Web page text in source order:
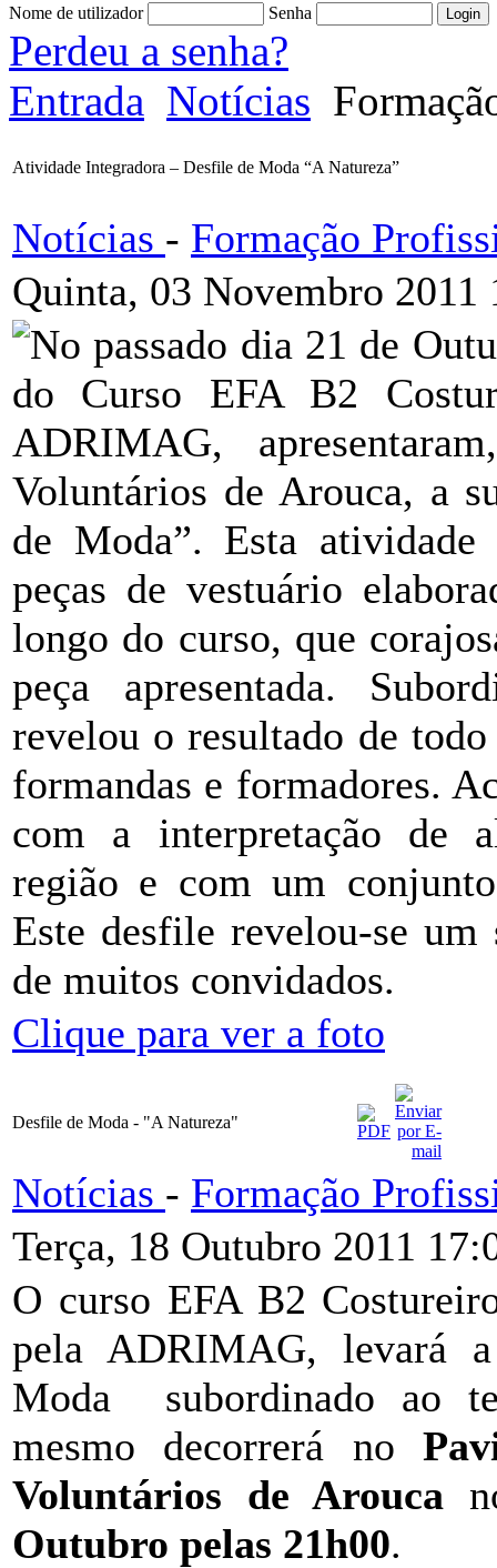
Nome de utilizador Senha
Perdeu a senha?
Entrada Notícias
Atividade Integradora – Desfile de Moda “A Natureza”
Notícias - Formação
Quinta, 03 Novembro 2011
No passado dia 21 de
do Curso EFA B2
ADRIMAG,
Voluntários de Arouca, a
de Moda”. Esta atividade
peças de vestuário
longo do curso, que
peça apresentada.
revelou o resultado de
formandas e formadores.
com a interpretação de
região e com um
Este desfile revelou-se um
de muitos convidados.
Clique para ver a foto
Desfile de Moda - "A Natureza"
Notícias - Formação
Terça, 18 Outubro 2011
O curso EFA B2
pela ADRIMAG, levará
Moda subordinado ao
mesmo decorrerá no
Voluntários de Arouca
Outubro pelas 21h00.